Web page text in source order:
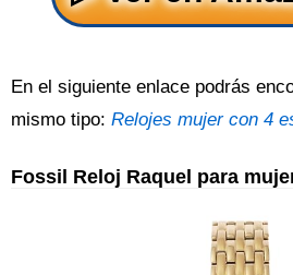
En el siguiente enlace podrás
mismo tipo: Relojes mujer con 4
Fossil Reloj Raquel para